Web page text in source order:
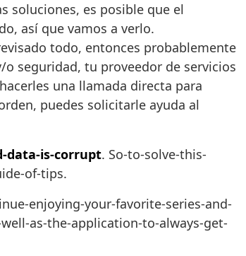
soluciones, es posible que el
así que vamos a verlo.
todo, entonces probablemente
seguridad, tu proveedor de servicios
una llamada directa para
puedes solicitarle ayuda al
data-is-corrupt. So-to-solve-this-
of-tips.
enjoying-your-favorite-series-and-
as-the-application-to-always-get-